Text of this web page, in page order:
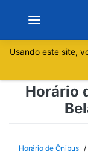
Sobre
Usando este site,
Horário
Horário de Ônibus